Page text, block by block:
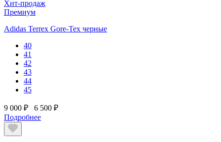
Хит-продаж
Премиум
Adidas Terrex Gore-Tex черные
40
41
42
43
44
45
9 000 ₽
6 500 ₽
Подробнее